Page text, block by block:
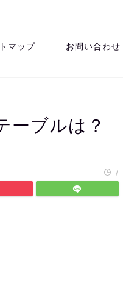
マップ お問い合わせ
ーブルは？
/